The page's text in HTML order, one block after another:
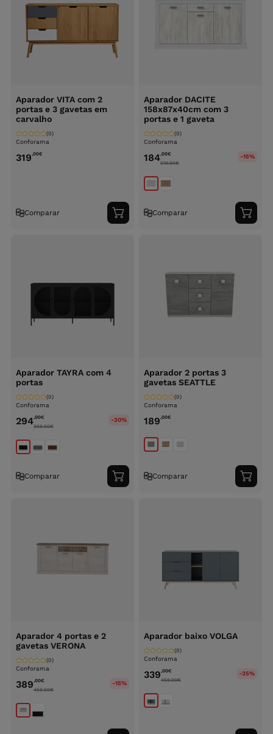
Aparador VITA com 2
portas e 3 gavetas em
carvalho
Conforama
(0)
319,00€
Comparar
Adicionar
ao
Aparador DACITE
158x87x40cm com 3
portas e 1 gaveta
Conforama
(0)
184,00€
219.00€
-15%
Comparar
ao
Aparador TAYRA com 4
portas
Conforama
(0)
294,00€
369.00€
-20%
Comparar
Adicionar
ao
Aparador 2 portas 3
gavetas SEATTLE
Conforama
(0)
189,00€
Comparar
ao
Aparador 4 portas e 2
gavetas VERONA
Conforama
(0)
389,00€
459.00€
-15%
Aparador baixo VOLGA
Conforama
(0)
339,00€
459.00€
-25%